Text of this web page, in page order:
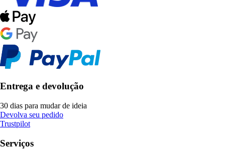
Entrega e devolução
30 dias para mudar de ideia
Devolva seu pedido
Trustpilot
Serviços